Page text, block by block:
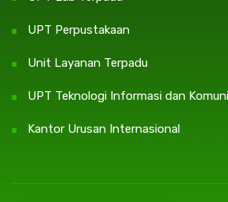
UPT Perpustakaan
Unit Layanan Terpadu
UPT Teknologi Informasi dan
Kantor Urusan Internasional